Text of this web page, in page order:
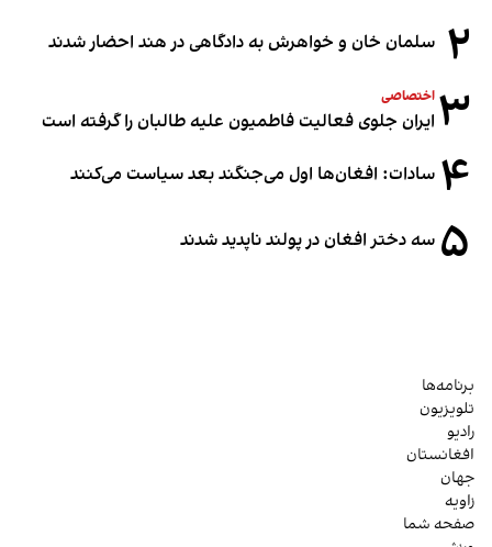
۲ سلمان خان و خواهرش به دادگاهی در هند احضار شدند
۳ اختصاصی
ایران جلوی فعالیت فاطمیون علیه طالبان را گرفته است
۴ سادات: افغان‌ها اول می‌جنگند بعد سیاست می‌کنند
۵ سه دختر افغان در پولند ناپدید شدند
برنامه‌ها
تلویزیون
رادیو
افغانستان
جهان
زاویه
صفحه شما